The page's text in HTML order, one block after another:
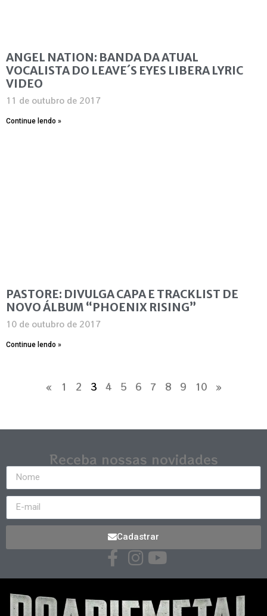
ANGEL NATION: BANDA DA ATUAL
VOCALISTA DO LEAVE´S EYES LIBERA LYRIC
VIDEO
11 de outubro de 2017
Continue lendo »
PASTORE: DIVULGA CAPA E TRACKLIST DE
NOVO ÁLBUM “PHOENIX RISING”
10 de outubro de 2017
Continue lendo »
« 1 2 3 4 5 6 7 8 9 10 »
Receba nossas novidades
Cadastrar